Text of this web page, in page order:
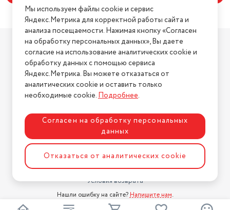
Компания
О компании
Магазины
Бренды
Блог
Информация
Условия оплаты
Условия доставки
Условия возврата
Нашли ошибку на сайте? Напишите нам.
Мы используем файлы cookie и сервис
Яндекс.Метрика для корректной работы сайта и
анализа посещаемости. Нажимая кнопку «Согласен
на обработку персональных данных», Вы даете
согласие на использование аналитических cookie и
обработку данных с помощью сервиса
Яндекс.Метрика. Вы можете отказаться от
аналитических cookie и оставить только
необходимые cookie.Подробнее.
Согласен на обработку персональных
данных
Отказаться от аналитических cookie